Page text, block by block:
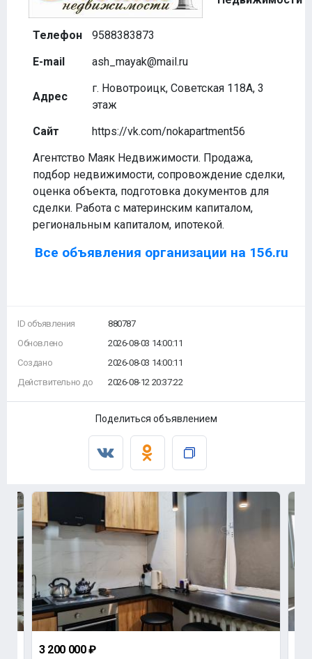
Телефон
9588383873
E-mail
ash_mayak@mail.ru
Адрес
г. Новотроицк, Советская 118А, 3
этаж
Сайт
https://vk.com/nokapartment56
Агентство Маяк Недвижимости. Продажа,
подбор недвижимости, сопровождение сделки,
оценка объекта, подготовка документов для
сделки. Работа с материнским капиталом,
региональным капиталом, ипотекой.
Все объявления организации на 156.ru
ID объявления
Обновлено
Создано
Действительно до
880787
2026-08-03 14:00:11
2026-08-03 14:00:11
2026-08-12 20:37:22
Поделиться объявлением
3 200 000 ₽